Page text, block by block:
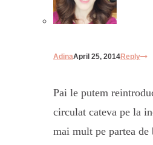
AdinaApril 25, 2014Reply
Pai le putem
circulat cateva pe la
mai mult pe partea de